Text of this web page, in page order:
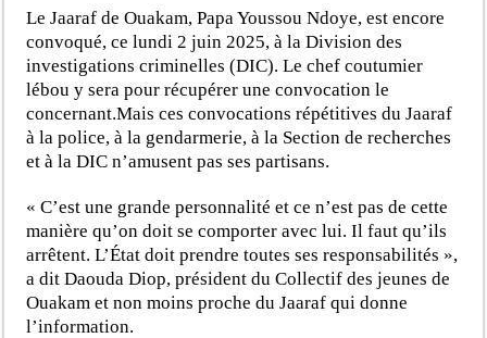
Le Jaaraf de Ouakam, Papa Youssou Ndoye, est encore
convoqué, ce lundi 2 juin 2025, à la Division des
investigations criminelles (DIC). Le chef coutumier
lébou y sera pour récupérer une convocation le
concernant.Mais ces convocations répétitives du Jaaraf
à la police, à la gendarmerie, à la Section de recherches
et à la DIC n’amusent pas ses partisans.
« C’est une grande personnalité et ce n’est pas de cette
manière qu’on doit se comporter avec lui. Il faut qu’ils
arrêtent. L’État doit prendre toutes ses responsabilités »,
a dit Daouda Diop, président du Collectif des jeunes de
Ouakam et non moins proche du Jaaraf qui donne
l’information.